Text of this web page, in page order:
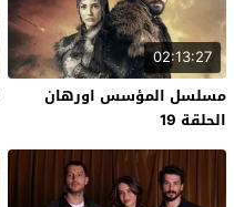
02:13:27
مسلسل المؤسس اورهان
الحلقة 19